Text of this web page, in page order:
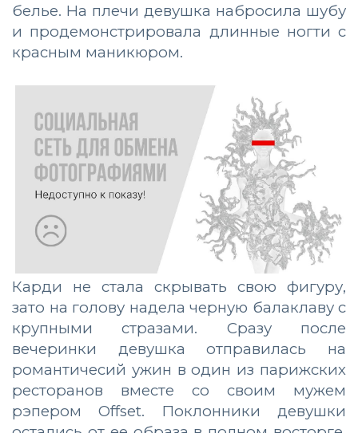
белье. На плечи девушка набросила шубу
и продемонстрировала длинные ногти с
красным маникюром.
Карди не стала скрывать свою фигуру,
зато на голову надела черную балаклаву с
крупными стразами. Сразу после
вечеринки девушка отправилась на
романтичесий ужин в один из парижских
ресторанов вместе со своим мужем
рэпером Offset. Поклонники девушки